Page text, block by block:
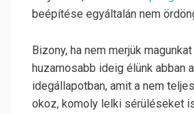
beépítése egyáltalán nem
Bizony, ha nem merjük
huzamosabb ideig élünk abban
idegállapotban, amit a nem
okoz, komoly lelki sérüléseket